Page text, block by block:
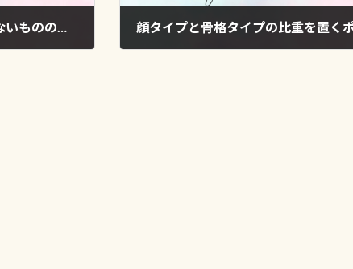
しっくりくるものと、そうでないものの理由が分かりました Y様